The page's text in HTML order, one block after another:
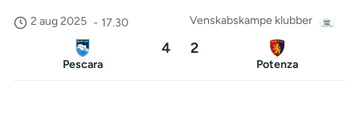
Venskabskampe klubber
2 aug 2025 - 17.30
Pescara
4 2
Potenza